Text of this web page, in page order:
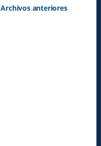
Archivos anteriores